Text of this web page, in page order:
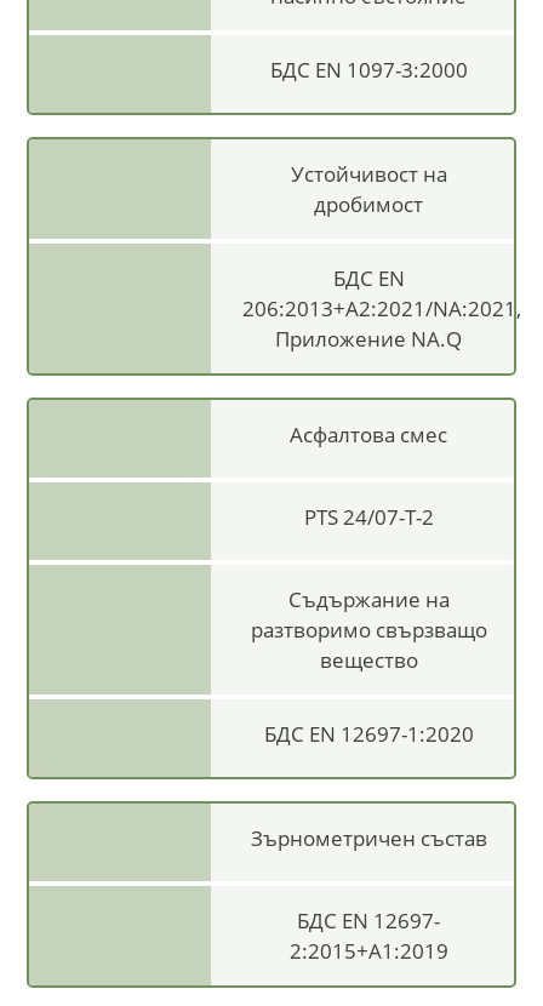
БДС EN 1097-3:2000
Устойчивост на
дробимост
БДС EN
206:2013+А2:2021/NA:2021,
Приложение NA.Q
Асфалтова смес
PTS 24/07-T-2
Съдържание на
разтворимо свързващо
вещество
БДС EN 12697-1:2020
Зърнометричен състав
БДС EN 12697-
2:2015+А1:2019